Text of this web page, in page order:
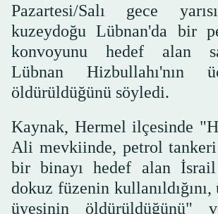
Pazartesi/Salı gece
kuzeydoğu Lübnan'da bir
konvoyunu hedef alan
Lübnan Hizbullahı'nın
öldürüldüğünü söyledi.
Kaynak, Hermel ilçesinde
Ali mevkiinde, petrol
bir binayı hedef alan İsrail
dokuz füzenin
üyesinin öldürüldüğünü"